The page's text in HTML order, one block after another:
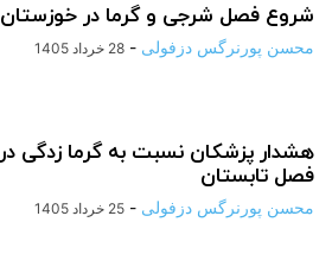
شروع فصل شرجی و گرما در خوزستان
محسن پورنرگس دزفولی - 28 خرداد 1405
هشدار پزشکان نسبت به گرما زدگی در
فصل تابستان
محسن پورنرگس دزفولی - 25 خرداد 1405